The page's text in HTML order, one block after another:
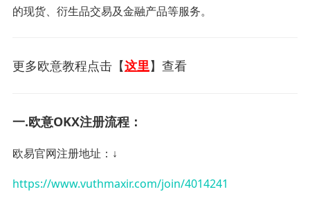
的现货、衍生品交易及金融产品等服务。
更多欧意教程点击【这里】查看
一.欧意OKX注册流程：
欧易官网注册地址： ↓
https://www.vuthmaxir.com/join/4014241